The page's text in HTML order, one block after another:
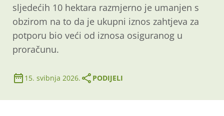
sljedećih 10 hektara razmjerno je umanjen s
obzirom na to da je ukupni iznos zahtjeva za
potporu bio veći od iznosa osiguranog u
proračunu.
15. svibnja 2026. PODIJELI